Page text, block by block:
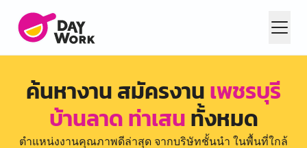
ค้นหางาน สมัครงานเพชรบุรี
บ้านลาด ท่าเสนทั้งหมด
ตำแหน่งงานคุณภาพดีล่าสุด จากบริษัทชั้นนำ ในพื้นที่ใกล้